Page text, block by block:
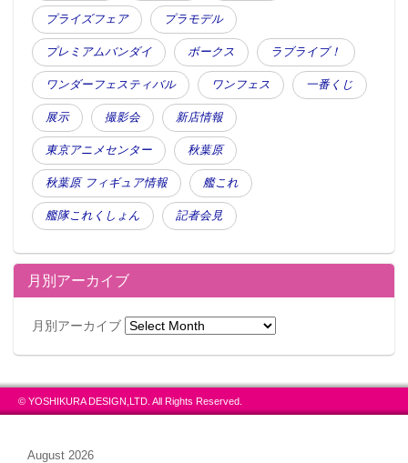
プライズフェア プラモデル
プレミアムバンダイ ボークス ラブライブ！
ワンダーフェスティバル ワンフェス 一番くじ
展示 撮影会 新店情報
東京アニメセンター 秋葉原
秋葉原 フィギュア情報 艦これ
艦隊これくしょん 記者会見
月別アーカイブ
月別アーカイブ
© YOSHIKURA DESIGN,LTD. All Rights Reserved.
August 2026